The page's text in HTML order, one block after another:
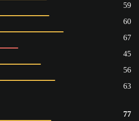
59
60
67
45
56
63
77